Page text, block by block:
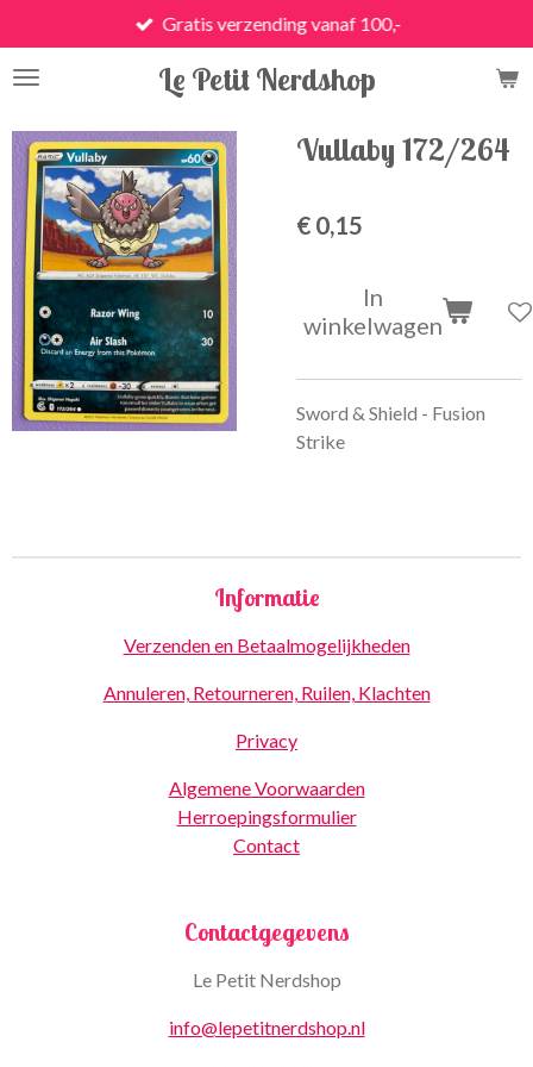
direct
naar
hoofdinhoud
Le Petit Nerdshop
Gratis verzending vanaf 100,-
Vullaby 172/264
€ 0,15
In
winkelwagen
Sword & Shield - Fusion
Strike
Informatie
Verzenden en Betaalmogelijkheden
Annuleren, Retourneren, Ruilen, Klachten
Privacy
Algemene Voorwaarden
Herroepingsformulier
Contact
Contactgegevens
Le Petit Nerdshop
info@lepetitnerdshop.nl